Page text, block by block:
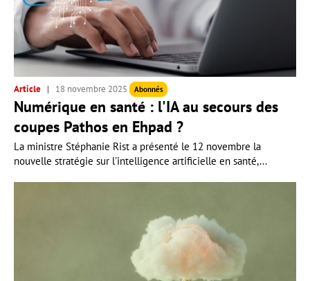
Article 18 novembre 2025 Abonnés
Numérique en santé : l'IA au secours des
coupes Pathos en Ehpad ?
La ministre Stéphanie Rist a présenté le 12 novembre la
nouvelle stratégie sur l'intelligence artificielle en santé,...